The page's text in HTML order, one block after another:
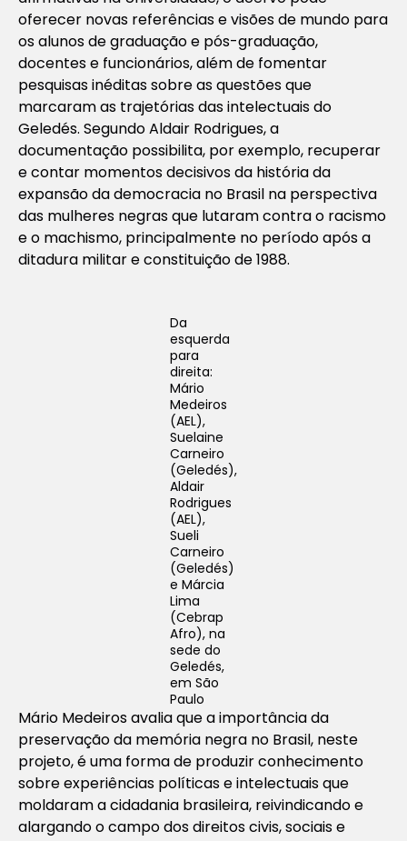
oferecer novas referências e visões de mundo para
os alunos de graduação e pós-graduação,
docentes e funcionários, além de fomentar
pesquisas inéditas sobre as questões que
marcaram as trajetórias das intelectuais do
Geledés. Segundo Aldair Rodrigues, a
documentação possibilita, por exemplo, recuperar
e contar momentos decisivos da história da
expansão da democracia no Brasil na perspectiva
das mulheres negras que lutaram contra o racismo
e o machismo, principalmente no período após a
ditadura militar e constituição de 1988.
Da
esquerda
para
direita:
Mário
Medeiros
(AEL),
Suelaine
Carneiro
(Geledés),
Aldair
Rodrigues
(AEL),
Sueli
Carneiro
(Geledés)
e Márcia
Lima
(Cebrap
Afro), na
sede do
Geledés,
em São
Paulo
Mário Medeiros avalia que a importância da
preservação da memória negra no Brasil, neste
projeto, é uma forma de produzir conhecimento
sobre experiências políticas e intelectuais que
moldaram a cidadania brasileira, reivindicando e
alargando o campo dos direitos civis, sociais e